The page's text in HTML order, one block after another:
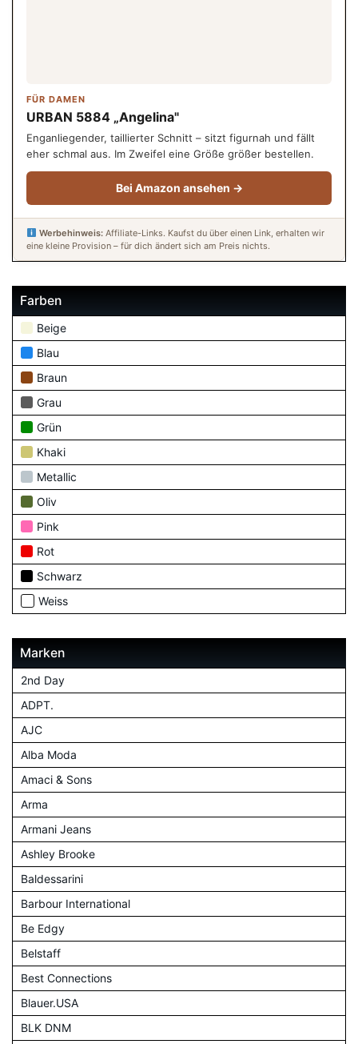
FÜR DAMEN
URBAN 5884 „Angelina"
Enganliegender, taillierter Schnitt – sitzt figurnah und fällt
eher schmal aus. Im Zweifel eine Größe größer bestellen.
Bei Amazon ansehen →
Werbehinweis:Affiliate-Links. Kaufst du über einen Link, erhalten wir
eine kleine Provision – für dich ändert sich am Preis nichts.
Farben
Beige
Blau
Braun
Grau
Grün
Khaki
Metallic
Oliv
Pink
Rot
Schwarz
Weiss
Marken
2nd Day
ADPT.
AJC
Alba Moda
Amaci & Sons
Arma
Armani Jeans
Ashley Brooke
Baldessarini
Barbour International
Be Edgy
Belstaff
Best Connections
Blauer.USA
BLK DNM